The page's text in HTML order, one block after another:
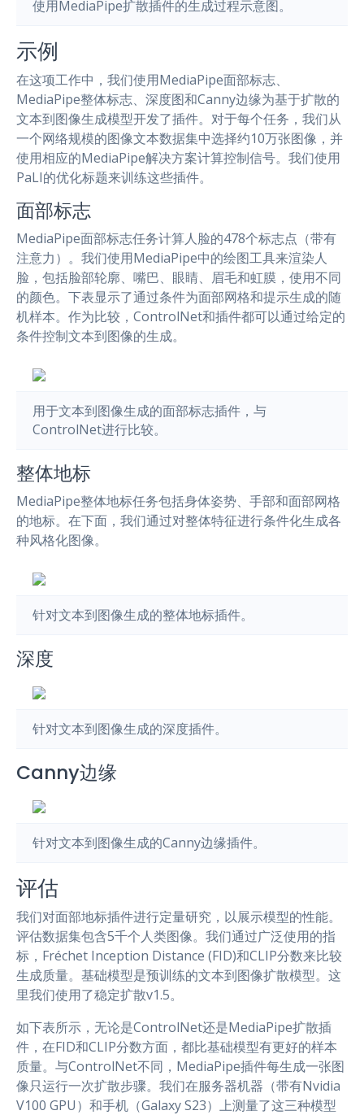
使用MediaPipe扩散插件的生成过程示意图。
示例
在这项工作中，我们使用MediaPipe面部标志、
MediaPipe整体标志、深度图和Canny边缘为基于扩散的
文本到图像生成模型开发了插件。对于每个任务，我们从
一个网络规模的图像文本数据集中选择约10万张图像，并
使用相应的MediaPipe解决方案计算控制信号。我们使用
PaLI的优化标题来训练这些插件。
面部标志
MediaPipe面部标志任务计算人脸的478个标志点（带有
注意力）。我们使用MediaPipe中的绘图工具来渲染人
脸，包括脸部轮廓、嘴巴、眼睛、眉毛和虹膜，使用不同
的颜色。下表显示了通过条件为面部网格和提示生成的随
机样本。作为比较，ControlNet和插件都可以通过给定的
条件控制文本到图像的生成。
用于文本到图像生成的面部标志插件，与
ControlNet进行比较。
整体地标
MediaPipe整体地标任务包括身体姿势、手部和面部网格
的地标。在下面，我们通过对整体特征进行条件化生成各
种风格化图像。
针对文本到图像生成的整体地标插件。
深度
针对文本到图像生成的深度插件。
Canny边缘
针对文本到图像生成的Canny边缘插件。
评估
我们对面部地标插件进行定量研究，以展示模型的性能。
评估数据集包含5千个人类图像。我们通过广泛使用的指
标，Fréchet Inception Distance (FID)和CLIP分数来比较
生成质量。基础模型是预训练的文本到图像扩散模型。这
里我们使用了稳定扩散v1.5。
如下表所示，无论是ControlNet还是MediaPipe扩散插
件，在FID和CLIP分数方面，都比基础模型有更好的样本
质量。与ControlNet不同，MediaPipe插件每生成一张图
像只运行一次扩散步骤。我们在服务器机器（带有Nvidia
V100 GPU）和手机（Galaxy S23）上测量了这三种模型